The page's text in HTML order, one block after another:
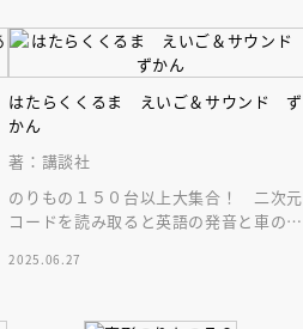
はたらくくるま えいご＆サウンド ず
かん
著：講談社
のりもの１５０台以上大集合！ 二次元
コードを読み取ると英語の発音と車のサ
2025.06.27